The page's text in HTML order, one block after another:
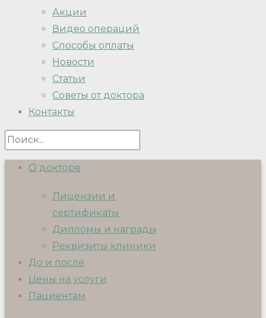
Акции
Видео операций
Способы оплаты
Новости
Статьи
Советы от доктора
Контакты
О докторе
Лицензии и
сертификаты
Дипломы и награды
Реквизиты клиники
До и после
Цены на услуги
Пациентам